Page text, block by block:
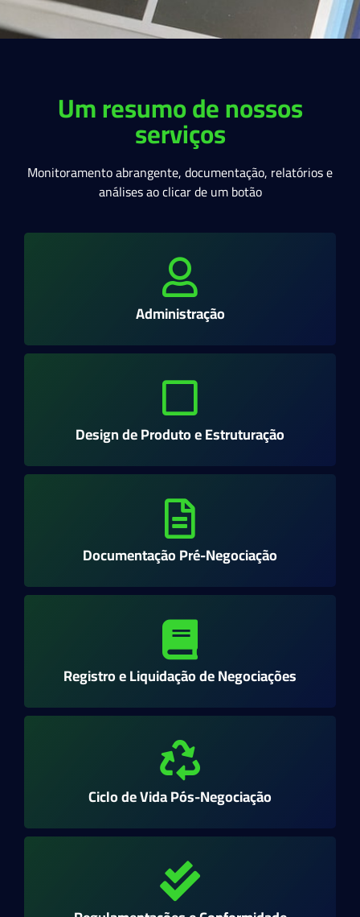
Um resumo de nossos
serviços
Monitoramento abrangente, documentação, relatórios e
análises ao clicar de um botão
Administração
Design de Produto e Estruturação
Documentação Pré-Negociação
Registro e Liquidação de Negociações
Ciclo de Vida Pós-Negociação